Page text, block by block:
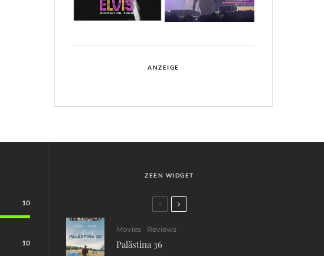
ANZEIGE
10
10
ZEEN WIDGET
Movies Reviews
Palästina 36